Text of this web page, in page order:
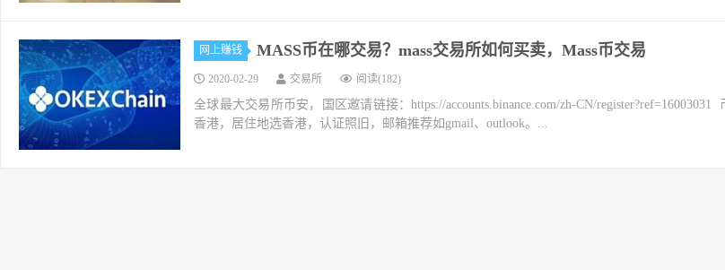
网上赚钱 MASS币在哪交易？mass交易所如何买卖，Mass币交易
2020-02-29 交易所 阅读(182)
全球最大交易所币安，国区邀请链接：https://accounts.binance.com/zh-CN/
香港，居住地选香港，认证照旧，邮箱推荐如gmail、outlook。...